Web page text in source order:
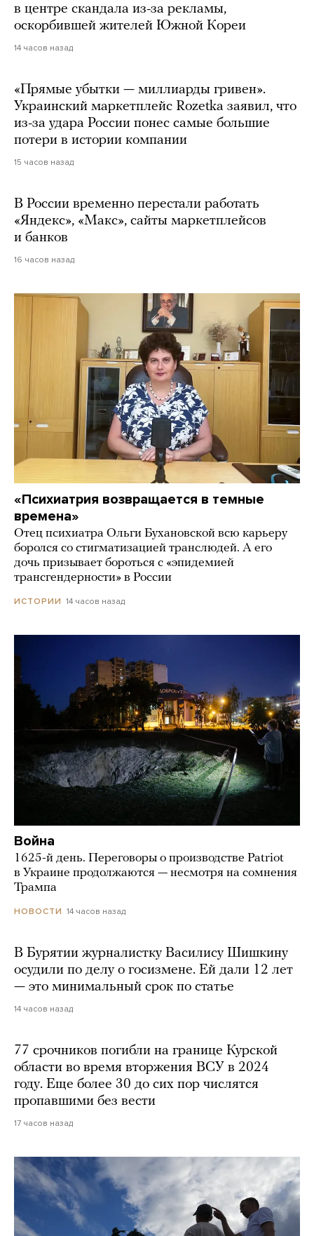
в центре скандала из-за рекламы,
оскорбившей жителей Южной Кореи
14 часов назад
«Прямые убытки — миллиарды гривен».
Украинский маркетплейс Rozetka заявил, что
из-за удара России понес самые большие
потери в истории компании
15 часов назад
В России временно перестали работать
«Яндекс», «Макс», сайты маркетплейсов
и банков
16 часов назад
«Психиатрия возвращается в темные
времена»
Отец психиатра Ольги Бухановской всю карьеру
боролся со стигматизацией транслюдей. А его
дочь призывает бороться с «эпидемией
трансгендерности» в России
ИСТОРИИ 14 часов назад
Война
1625-й день. Переговоры о производстве Patriot
в Украине продолжаются — несмотря на сомнения
Трампа
НОВОСТИ 14 часов назад
В Бурятии журналистку Василису Шишкину
осудили по делу о госизмене. Ей дали 12 лет
— это минимальный срок по статье
14 часов назад
77 срочников погибли на границе Курской
области во время вторжения ВСУ в 2024
году. Еще более 30 до сих пор числятся
пропавшими без вести
17 часов назад